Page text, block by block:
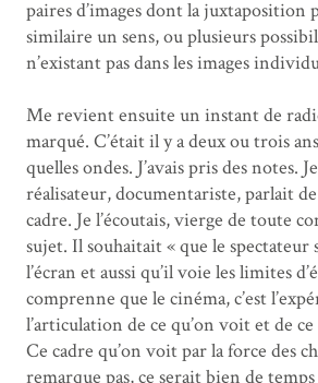
paires d’images dont la juxtaposition
similaire un sens, ou plusieurs
n’existant pas dans les images
Me revient ensuite un instant de
marqué. C’était il y a deux ou trois
quelles ondes. J’avais pris des notes.
réalisateur, documentariste, parlait
cadre. Je l’écoutais, vierge de toute
sujet. Il souhaitait « que le spectateur
l’écran et aussi qu’il voie les limites
comprenne que le cinéma, c’est
l’articulation de ce qu’on voit et de
Ce cadre qu’on voit par la force des
remarque pas, ce serait bien de